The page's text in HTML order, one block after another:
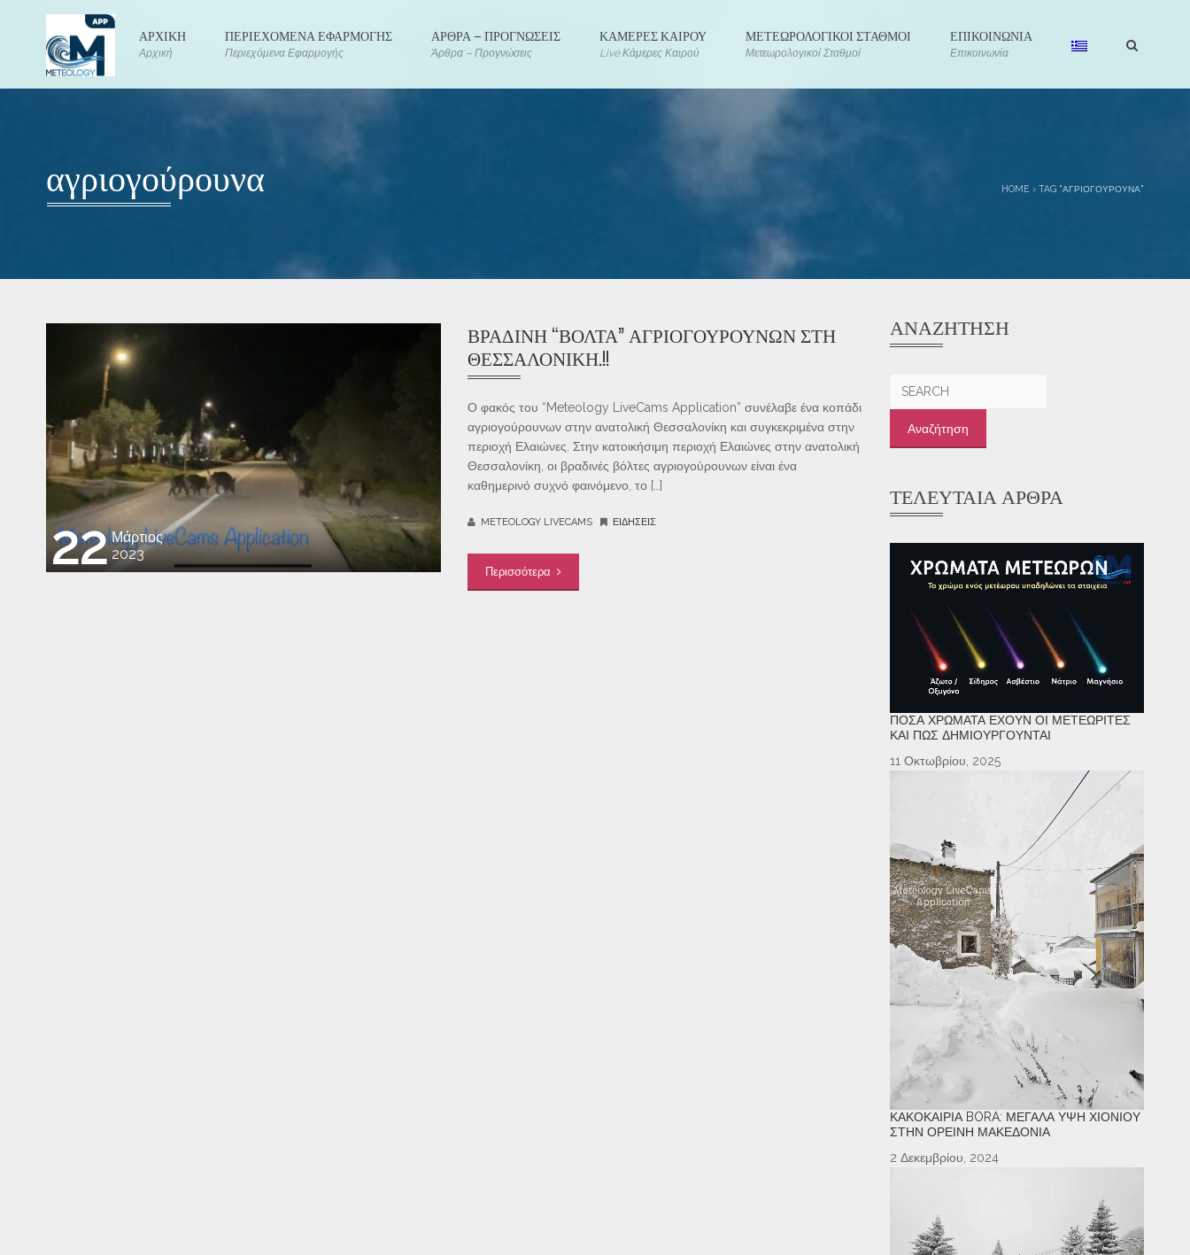
ΑΡΧΙΚΗ
Αρχική
ΠΕΡΙΕΧΟΜΕΝΑ ΕΦΑΡΜΟΓΗΣ
Περιεχόμενα Εφαρμογής
ΑΡΘΡΑ – ΠΡΟΓΝΩΣΕΙΣ
Άρθρα – Προγνώσεις
ΚΑΜΕΡΕΣ ΚΑΙΡΟΥ
Live Κάμερες Καιρού
ΜΕΤΕΩΡΟΛΟΓΙΚΟΙ ΣΤΑΘΜΟΙ
Μετεωρολογικοί Σταθμοί
ΕΠΙΚΟΙΝΩΝΙΑ
Επικοινωνία
αγριογούρουνα HOME › TAG "ΑΓΡΙΟΓΟΎΡΟΥΝΑ"
22 Μάρτιος
2023
ΒΡΑΔΙΝΉ “ΒΌΛΤΑ” ΑΓΡΙΟΓΟΎΡΟΥΝΩΝ ΣΤΗ
ΘΕΣΣΑΛΟΝΊΚΗ.!!
Ο φακός του “Meteology LiveCams Application” συνέλαβε ένα κοπάδι
αγριογούρουνων στην ανατολική Θεσσαλονίκη και συγκεκριμένα στην
περιοχή Ελαιώνες. Στην κατοικήσιμη περιοχή Ελαιώνες στην ανατολική
Θεσσαλονίκη, οι βραδινές βόλτες αγριογούρουνων είναι ένα
καθημερινό συχνό φαινόμενο, το […]
METEOLOGY LIVECAMS ΕΙΔΉΣΕΙΣ
Περισσότερα
ΑΝΑΖΉΤΗΣΗ
ΤΕΛΕΥΤΑΊΑ ΆΡΘΡΑ
ΠΌΣΑ ΧΡΏΜΑΤΑ ΈΧΟΥΝ ΟΙ ΜΕΤΕΩΡΊΤΕΣ
ΚΑΙ ΠΏΣ ΔΗΜΙΟΥΡΓΟΎΝΤΑΙ
11 Οκτωβρίου, 2025
ΚΑΚΟΚΑΙΡΊΑ BORA: ΜΕΓΆΛΑ ΎΨΗ ΧΙΟΝΙΟΎ
ΣΤΗΝ ΟΡΕΙΝΉ ΜΑΚΕΔΟΝΊΑ
2 Δεκεμβρίου, 2024